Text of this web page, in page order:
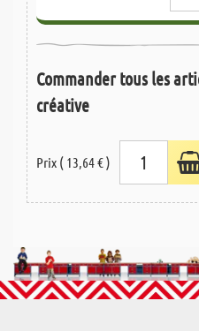
Commander tous les
créative
Prix ( 13,64 € )